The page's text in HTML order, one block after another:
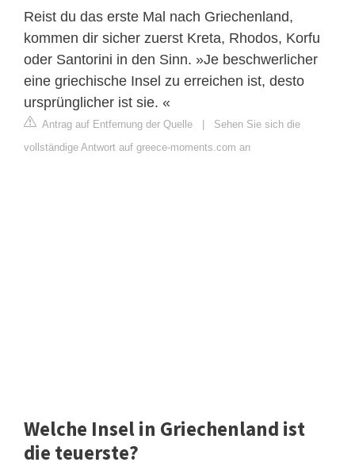
Reist du das erste Mal nach Griechenland,
kommen dir sicher zuerst Kreta, Rhodos, Korfu
oder Santorini in den Sinn. »Je beschwerlicher
eine griechische Insel zu erreichen ist, desto
ursprünglicher ist sie. «
Antrag auf Entfernung der Quelle | Sehen Sie sich die
vollständige Antwort auf greece-moments.com an
Welche Insel in Griechenland ist
die teuerste?